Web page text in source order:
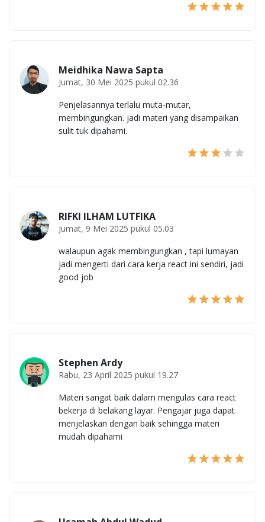
Meidhika Nawa Sapta
Jumat, 30 Mei 2025 pukul 02.36
Penjelasannya terlalu muta-mutar,
membingungkan. jadi materi yang disampaikan
sulit tuk dipahami.
RIFKI ILHAM LUTFIKA
Jumat, 9 Mei 2025 pukul 05.03
walaupun agak membingungkan , tapi lumayan
jadi mengerti dari cara kerja react ini sendiri, jadi
good job
Stephen Ardy
Rabu, 23 April 2025 pukul 19.27
Materi sangat baik dalam mengulas cara react
bekerja di belakang layar. Pengajar juga dapat
menjelaskan dengan baik sehingga materi
mudah dipahami